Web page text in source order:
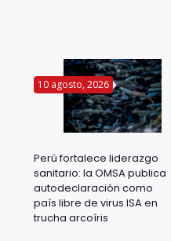
10 agosto, 2026
Perú fortalece liderazgo
sanitario: la OMSA publica
autodeclaración como
país libre de virus ISA en
trucha arcoíris